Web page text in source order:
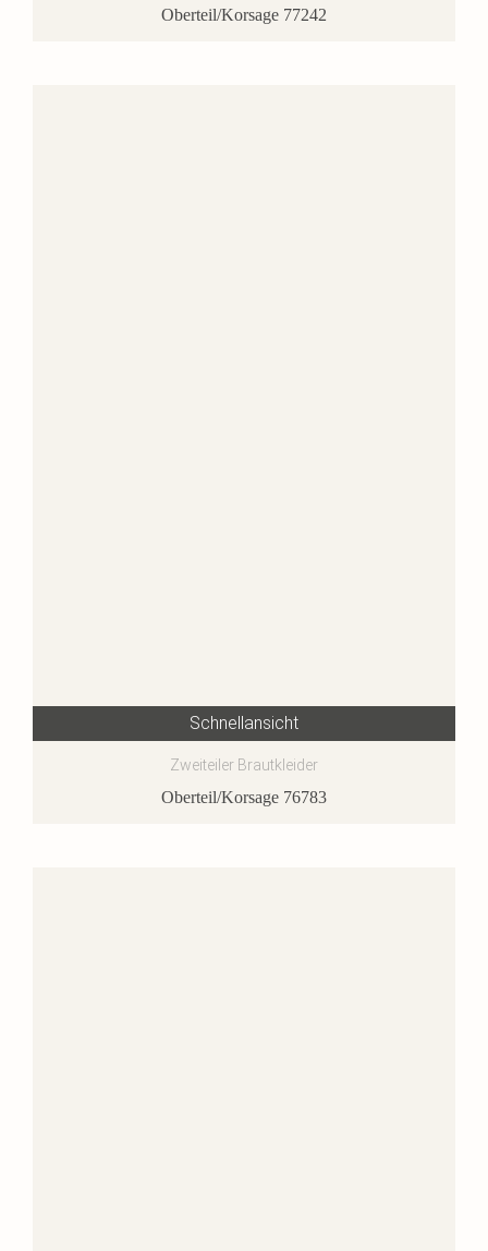
Oberteil/Korsage 77242
Schnellansicht
Zweiteiler Brautkleider
Oberteil/Korsage 76783